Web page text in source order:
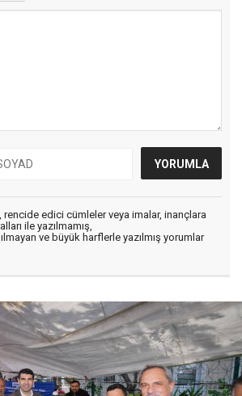
rencide edici cümleler veya imalar, inançlara
ile yazılmamış,
ve büyük harflerle yazılmış yorumlar